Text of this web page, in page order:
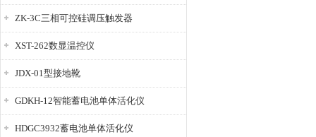
ZK-3C三相可控硅调压触发器
XST-262数显温控仪
JDX-01型接地靴
GDKH-12智能蓄电池单体活化仪
HDGC3932蓄电池单体活化仪